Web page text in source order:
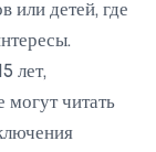
или детей, где
лет,
могут читать